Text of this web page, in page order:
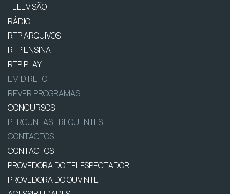
TELEVISÃO
RÁDIO
RTP ARQUIVOS
RTP ENSINA
RTP PLAY
EM DIRETO
REVER PROGRAMAS
CONCURSOS
PERGUNTAS FREQUENTES
CONTACTOS
CONTACTOS
PROVEDORA DO TELESPECTADOR
PROVEDORA DO OUVINTE